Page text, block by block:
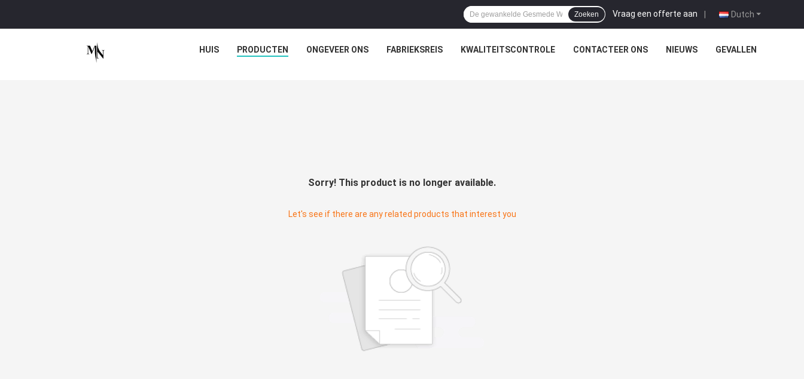
Dutch
Vraag een offerte aan |
Zoeken
HUIS PRODUCTEN ONGEVEER ONS FABRIEKSREIS KWALITEITSCONTROLE CONTACTEER ONS NIEUWS GEVALLEN
Sorry! This product is no longer available.
Let's see if there are any related products that interest you